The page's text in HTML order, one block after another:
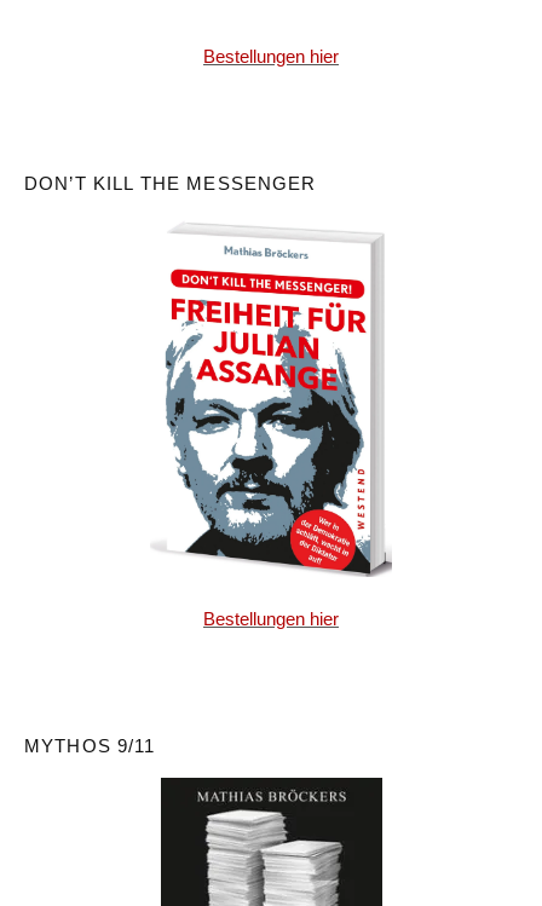
Bestellungen hier
DON’T KILL THE MESSENGER
Bestellungen hier
MYTHOS 9/11